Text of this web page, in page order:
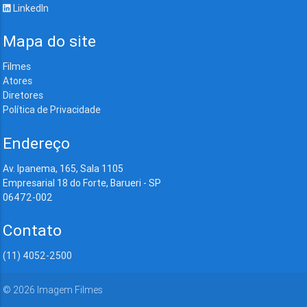
LinkedIn
Mapa do site
Filmes
Atores
Diretores
Política de Privacidade
Endereço
Av. Ipanema, 165, Sala 1105
Empresarial 18 do Forte, Barueri - SP
06472-002
Contato
(11) 4052-2500
© 2026 Imagem Filmes